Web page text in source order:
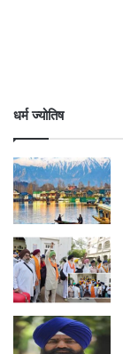
धर्म ज्योतिष